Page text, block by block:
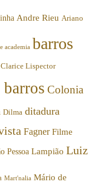
Andre Rieu Ariano
academia barros
Clarice Lispector
Colonia
Dilma ditadura
Fagner Filme
Pessoa Lampião Luiz
Mart'nalia Mário de